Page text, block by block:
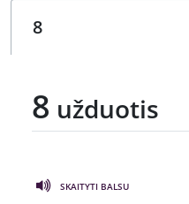
8 užduotis
SKAITYTI BALSU